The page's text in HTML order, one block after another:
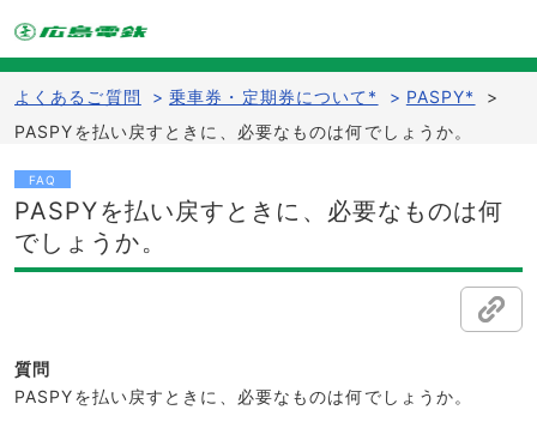
よくあるご質問 > 乗車券・定期券について* > PASPY*
>
PASPYを払い戻すときに、必要なものは何でしょうか。
FAQ
PASPYを払い戻すときに、必要なものは何
でしょうか。
質問
PASPYを払い戻すときに、必要なものは何でしょうか。